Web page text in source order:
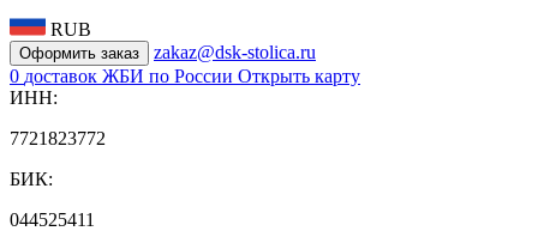
RUB
Оформить заказ
zakaz@dsk-stolica.ru
0 доставок ЖБИ по России Открыть карту
ИНН:
7721823772
БИК:
044525411